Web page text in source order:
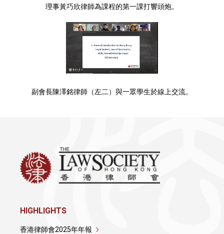
理事黃巧欣律師為課程的第一課打響頭炮。
副會長陳澤銘律師（左二）與一眾學生於線上交流。
HIGHLIGHTS
香港律師會2025年年報